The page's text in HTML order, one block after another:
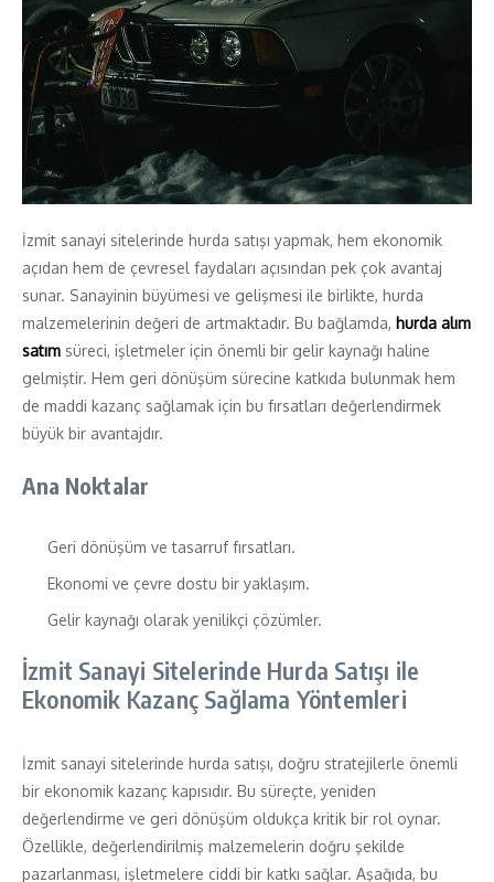
İzmit sanayi sitelerinde hurda satışı yapmak, hem ekonomik
açıdan hem de çevresel faydaları açısından pek çok avantaj
sunar. Sanayinin büyümesi ve gelişmesi ile birlikte, hurda
malzemelerinin değeri de artmaktadır. Bu bağlamda, hurda alım
satım süreci, işletmeler için önemli bir gelir kaynağı haline
gelmiştir. Hem geri dönüşüm sürecine katkıda bulunmak hem
de maddi kazanç sağlamak için bu fırsatları değerlendirmek
büyük bir avantajdır.
Ana Noktalar
Geri dönüşüm ve tasarruf fırsatları.
Ekonomi ve çevre dostu bir yaklaşım.
Gelir kaynağı olarak yenilikçi çözümler.
İzmit Sanayi Sitelerinde Hurda Satışı ile
Ekonomik Kazanç Sağlama Yöntemleri
İzmit sanayi sitelerinde hurda satışı, doğru stratejilerle önemli
bir ekonomik kazanç kapısıdır. Bu süreçte, yeniden
değerlendirme ve geri dönüşüm oldukça kritik bir rol oynar.
Özellikle, değerlendirilmiş malzemelerin doğru şekilde
pazarlanması, işletmelere ciddi bir katkı sağlar. Aşağıda, bu